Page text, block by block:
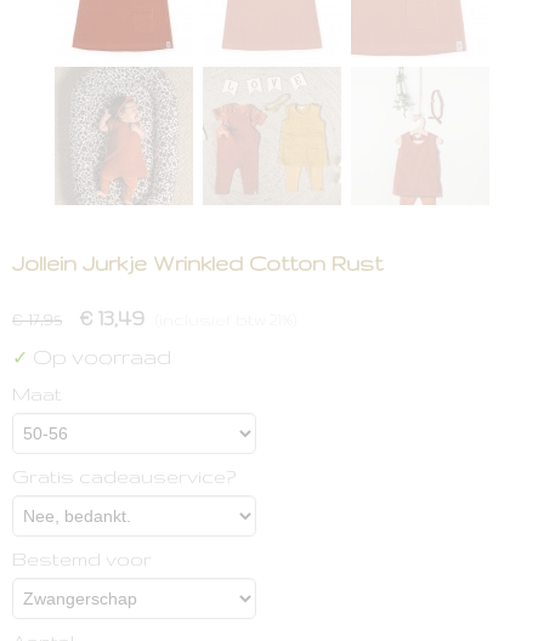
Jollein Jurkje Wrinkled Cotton Rust
€ 17,95 € 13,49
✓ Op voorraad
Maat
Gratis cadeauservice?
Bestemd voor